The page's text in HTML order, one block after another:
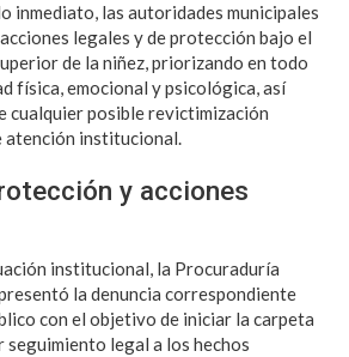
inmediato, las autoridades municipales
legales y de protección bajo el
de la niñez, priorizando en todo
física, emocional y psicológica, así
cualquier posible revictimización
atención institucional.
y acciones
institucional, la Procuraduría
la denuncia correspondiente
con el objetivo de iniciar la carpeta
legal a los hechos